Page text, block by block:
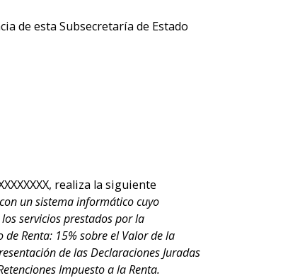
de esta Subsecretaría de Estado
realiza la siguiente
un sistema informático cuyo
los servicios prestados por la
Renta: 15% sobre el Valor de la
de las Declaraciones Juradas
Impuesto a la Renta.